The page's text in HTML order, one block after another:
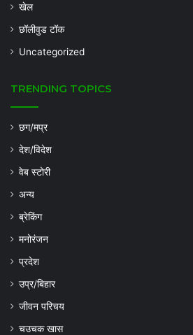
खेल
छॉलीवुड टॉक
Uncategorized
TRENDING TOPICS
छग/मप्र
देश/विदेश
वेब स्टोरी
अन्य
ब्रेकिंग
मनोरंजन
प्रदेश
उप्र/बिहार
जीवन परिचय
चउचक खास